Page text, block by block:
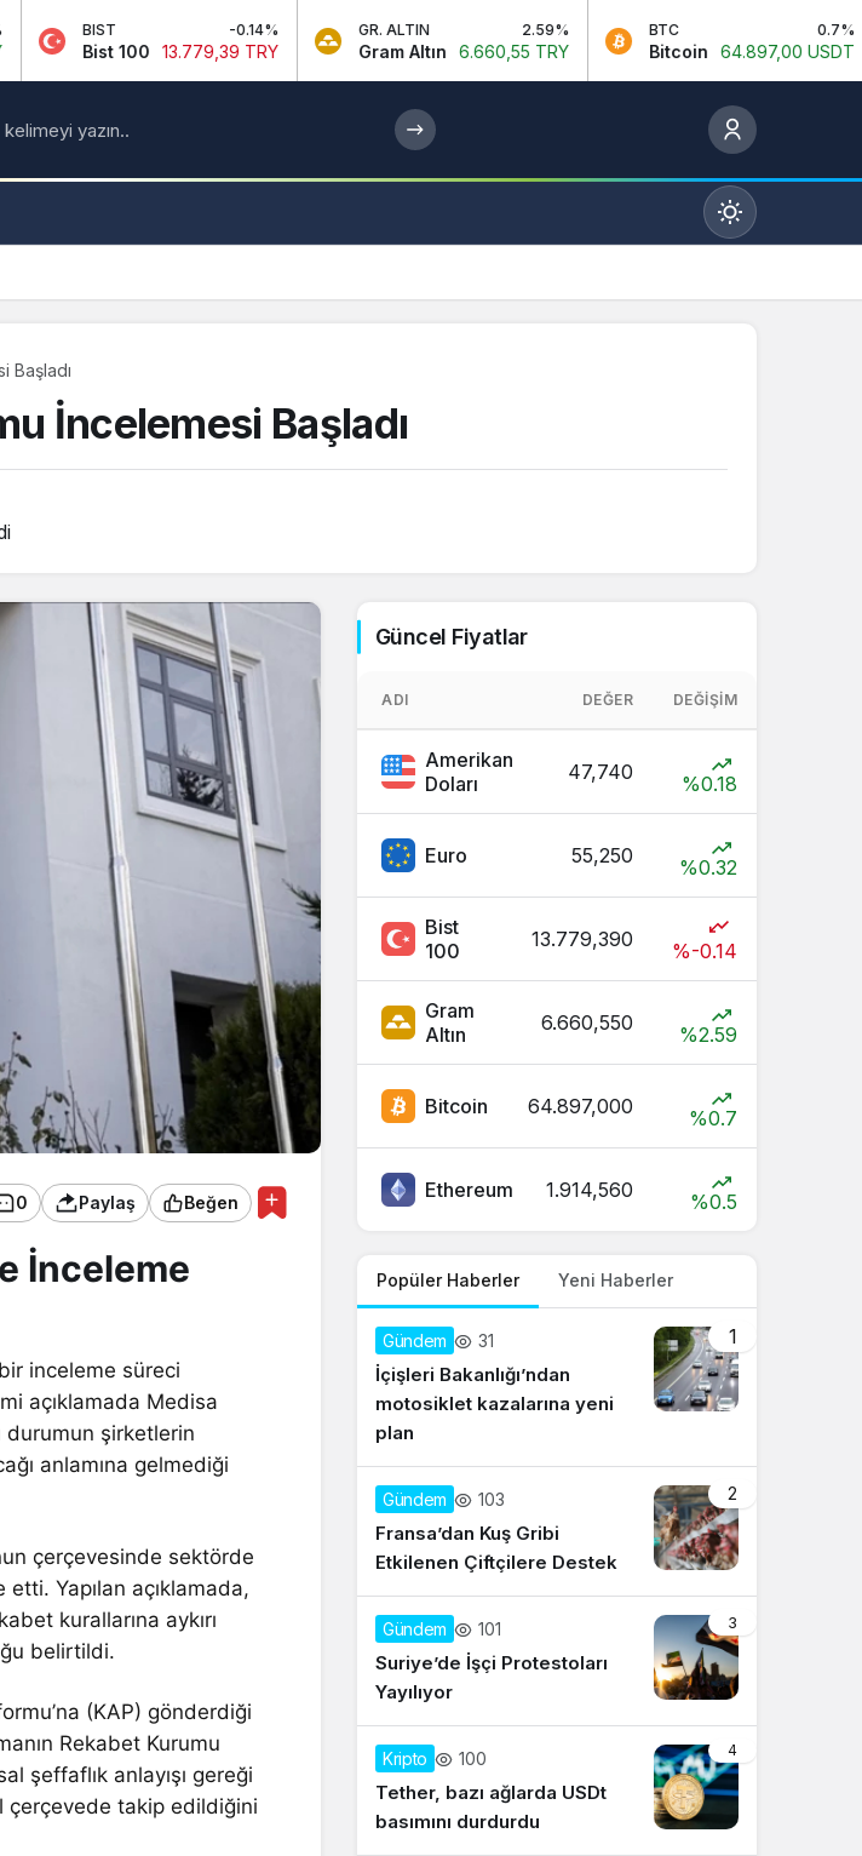
100 13.779,39 TRY
GR. ALTIN 2.59%
Gram Altın 6.660,55 TRY
BTC
Bitcoin 64.897,00 USDT
yazın..
Mod
değiştir
Sistem modunu seçin.
Başladı
İncelemesi Başladı
0 Paylaş Beğen
İnceleme
inceleme süreci
açıklamada Medisa
durumun şirketlerin
anlamına gelmediği
çerçevesinde sektörde
Yapılan açıklamada,
kurallarına aykırı
belirtildi.
(KAP) gönderdiği
Rekabet Kurumu
şeffaflık anlayışı gereği
çerçevede takip edildiğini
Güncel Fiyatlar
ADI DEĞER DEĞIŞIM
Amerikan
Doları
47,740 %0.18
Euro 55,250 %0.32
Bist
100
13.779,390 %-0.14
Gram
Altın
6.660,550 %2.59
Bitcoin 64.897,000 %0.7
Ethereum 1.914,560 %0.5
Popüler Haberler Yeni Haberler
1
Gündem 31
İçişleri Bakanlığı’ndan
motosiklet kazalarına yeni
plan
2
Gündem 103
Fransa’dan Kuş Gribi
Etkilenen Çiftçilere Destek
3
Gündem 101
Suriye’de İşçi Protestoları
Yayılıyor
4
Kripto 100
Tether, bazı ağlarda USDt
basımını durdurdu